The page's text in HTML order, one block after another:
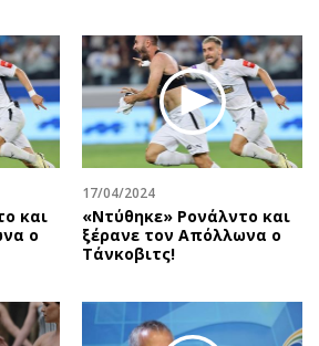
Ζητούν εργασία
Θέσεις εργασίας
Geek
Νέα
Social
Αυτοκίνηση
Πολιτική
Οικονομία
και
ο
17/04/2024
«Ντύθηκε» Ρονάλντο και
ξέρανε τον Απόλλωνα ο
Τάνκοβιτς!